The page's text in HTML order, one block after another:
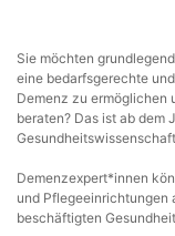
Sie möchten
eine bedarfsgerechte
Demenz zu ermöglichen
beraten? Das ist ab dem
Demenzexpert*innen
und Pflegeeinrichtungen
beschäftigten